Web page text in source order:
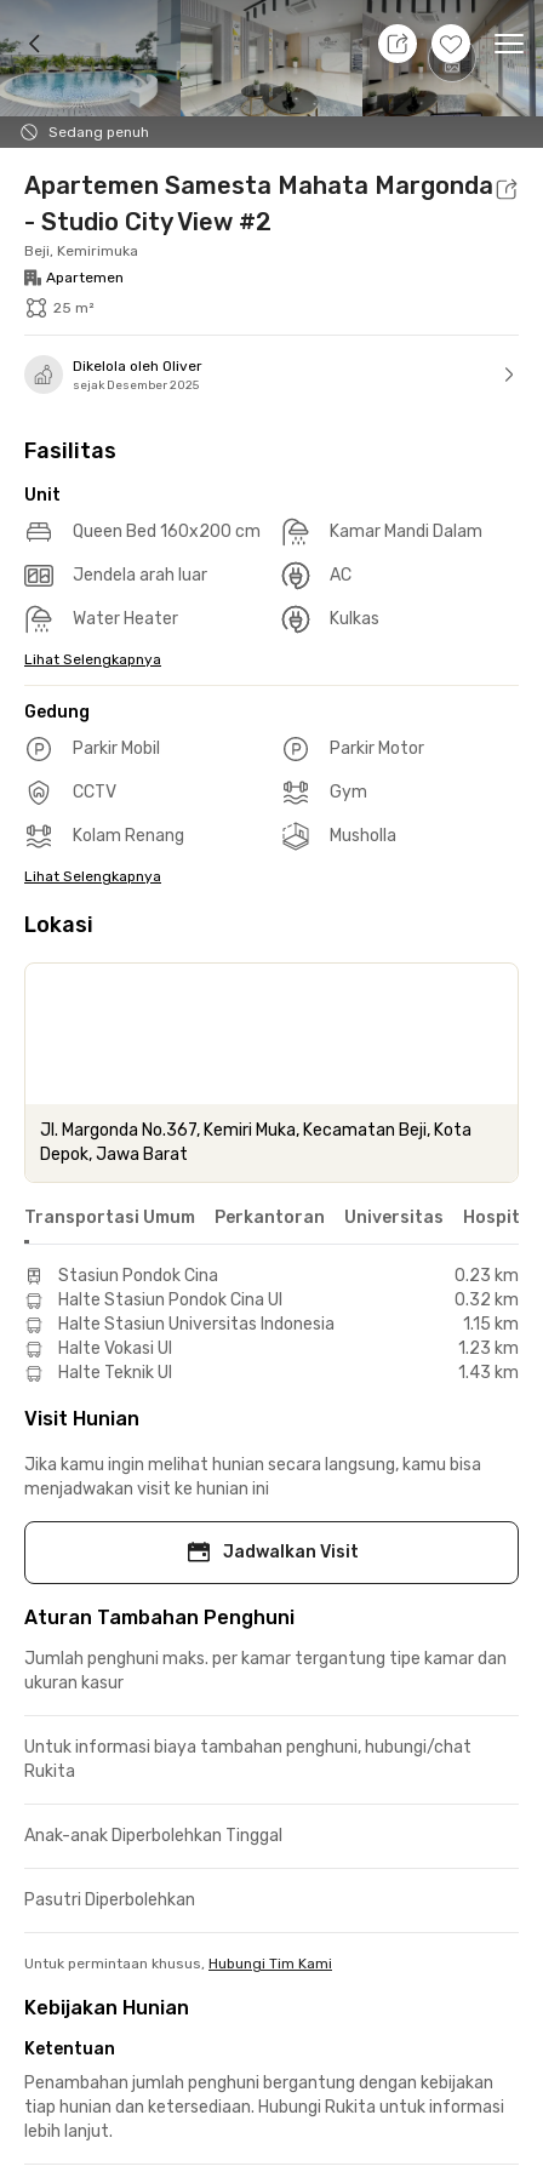
+15
Sedang penuh
7 Agt 26 - Belum tahu
Foto Fasilitas bersama Lokasi Aturan
Apartemen Samesta Mahata Margonda
- Studio City View #2
Beji, Kemirimuka
Apartemen
25 m²
Dikelola oleh Oliver
sejak Desember 2025
Fasilitas
Unit
Queen Bed 160x200 cm
Kamar Mandi Dalam
Jendela arah luar AC
Water Heater Kulkas
Lihat Selengkapnya
Gedung
Parkir Mobil
Parkir Motor
CCTV Gym
Kolam Renang Musholla
Lihat Selengkapnya
Lokasi
Jl. Margonda No.367, Kemiri Muka, Kecamatan Beji, Kota
Depok, Jawa Barat
Transportasi Umum Perkantoran Universitas Hospital
Stasiun Pondok Cina
0.23 km
Halte Stasiun Pondok Cina UI
0.32 km
Halte Stasiun Universitas Indonesia
1.15 km
Halte Vokasi UI
1.23 km
Halte Teknik UI
1.43 km
Visit Hunian
Jika kamu ingin melihat hunian secara langsung, kamu bisa
menjadwakan visit ke hunian ini
Jadwalkan Visit
Aturan Tambahan Penghuni
Jumlah penghuni maks. per kamar tergantung tipe kamar dan
ukuran kasur
Untuk informasi biaya tambahan penghuni, hubungi/chat
Rukita
Anak-anak Diperbolehkan Tinggal
Pasutri Diperbolehkan
Untuk permintaan khusus, Hubungi Tim Kami
Kebijakan Hunian
Ketentuan
Penambahan jumlah penghuni bergantung dengan kebijakan
tiap hunian dan ketersediaan. Hubungi Rukita untuk informasi
lebih lanjut.